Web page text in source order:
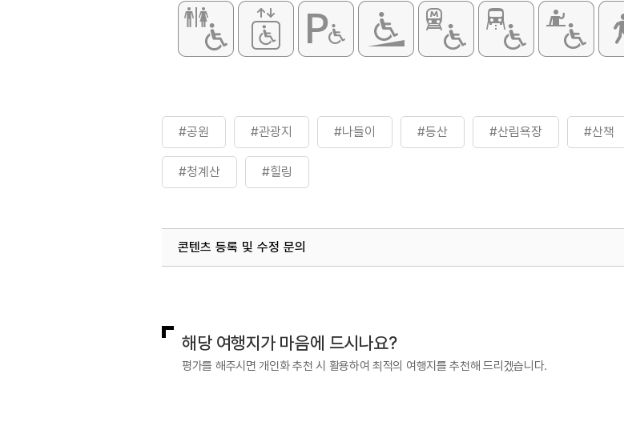
#공원 #관광지 #나들이 #등산 #산림욕장 #산책
#청계산 #힐링
콘텐츠 등록 및 수정 문의
해당 여행지가 마음에 드시나요?
평가를 해주시면 개인화 추천 시 활용하여 최적의 여행지를 추천해 드리겠습니다.